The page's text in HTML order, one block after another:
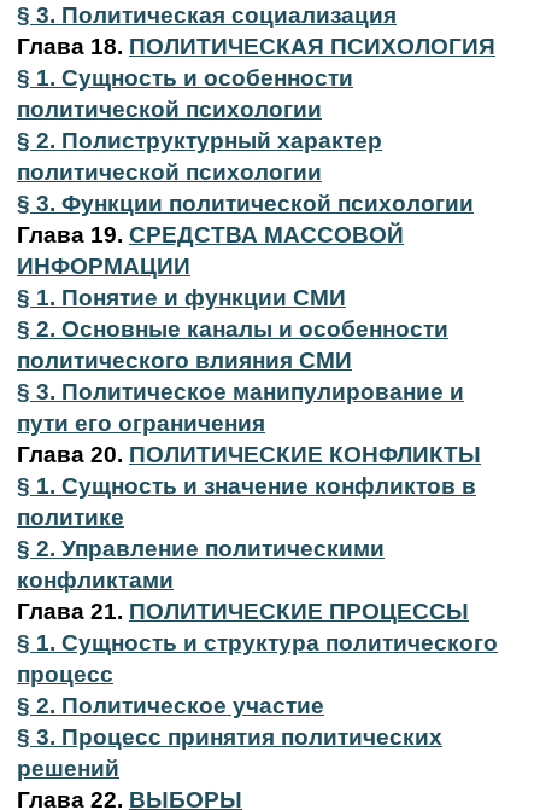
§ 3. Политическая социализация
Глава 18. ПОЛИТИЧЕСКАЯ ПСИХОЛОГИЯ
§ 1. Сущность и особенности
политической психологии
§ 2. Полиструктурный характер
политической психологии
§ 3. Функции политической психологии
Глава 19. СРЕДСТВА МАССОВОЙ
ИНФОРМАЦИИ
§ 1. Понятие и функции СМИ
§ 2. Основные каналы и особенности
политического влияния СМИ
§ 3. Политическое манипулирование и
пути его ограничения
Глава 20. ПОЛИТИЧЕСКИЕ КОНФЛИКТЫ
§ 1. Сущность и значение конфликтов в
политике
§ 2. Управление политическими
конфликтами
Глава 21. ПОЛИТИЧЕСКИЕ ПРОЦЕССЫ
§ 1. Сущность и структура политического
процесс
§ 2. Политическое участие
§ 3. Процесс принятия политических
решений
Глава 22. ВЫБОРЫ